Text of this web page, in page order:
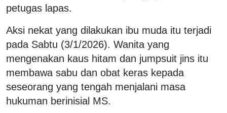
petugas lapas.
Aksi nekat yang dilakukan ibu muda itu terjadi
pada Sabtu (3/1/2026). Wanita yang
mengenakan kaus hitam dan jumpsuit jins itu
membawa sabu dan obat keras kepada
seseorang yang tengah menjalani masa
hukuman berinisial MS.